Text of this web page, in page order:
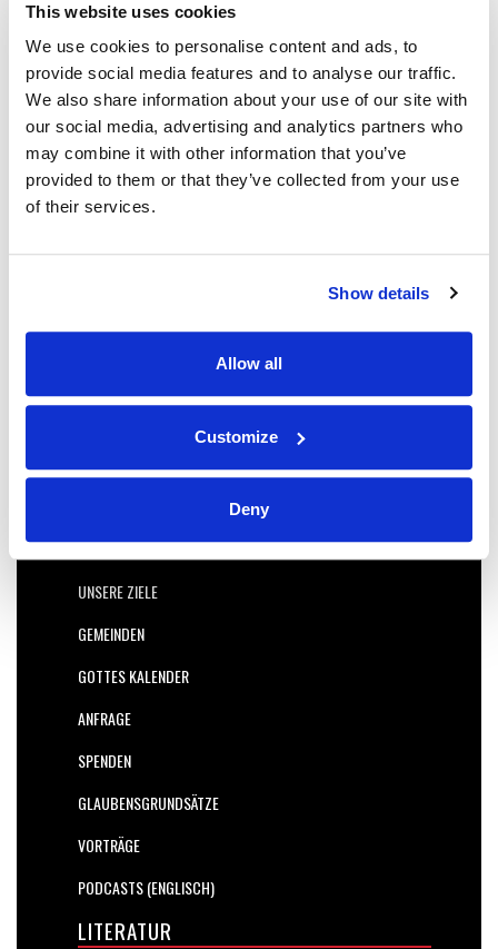
This website uses cookies
We use cookies to personalise content and ads, to
provide social media features and to analyse our traffic.
We also share information about your use of our site with
our social media, advertising and analytics partners who
may combine it with other information that you’ve
provided to them or that they’ve collected from your use
of their services.
Show details
Allow all
Customize
Deny
WER WIR SIND
UNSERE ZIELE
GEMEINDEN
GOTTES KALENDER
ANFRAGE
SPENDEN
GLAUBENSGRUNDSÄTZE
VORTRÄGE
PODCASTS (ENGLISCH)
LITERATUR